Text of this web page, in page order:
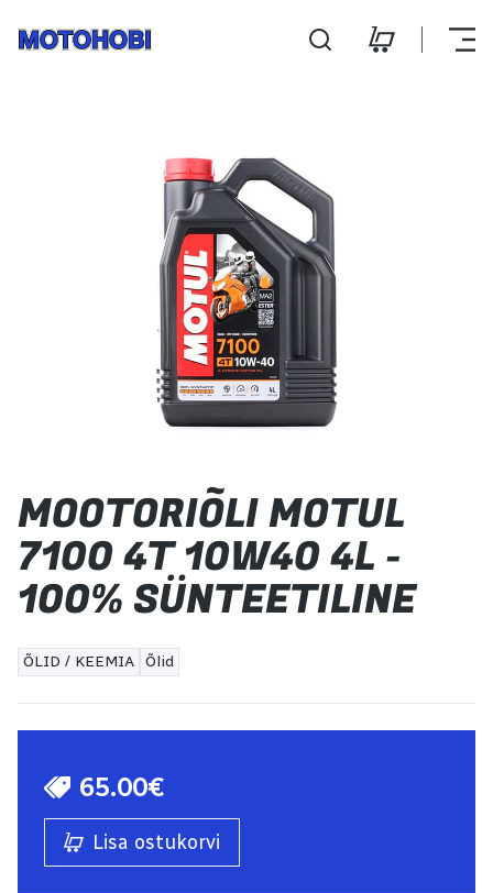
E-R 9:00 - 18:00
L 10:00 - 14:00
MOOTORIÕLI MOTUL
7100 4T 10W40 4L -
100% SÜNTEETILINE
ÕLID / KEEMIA Õlid
65.00€
Lisa ostukorvi